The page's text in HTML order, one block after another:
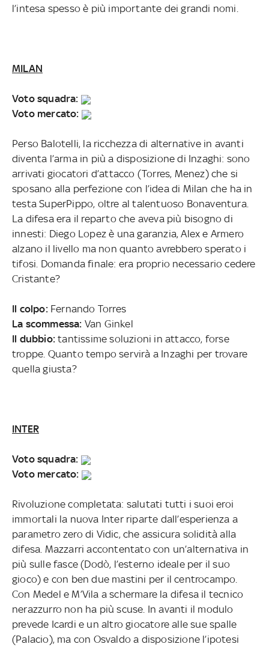
l’intesa spesso è più importante dei grandi nomi.
MILAN
Voto squadra:
Voto mercato:
Perso Balotelli, la ricchezza di alternative in avanti
diventa l’arma in più a disposizione di Inzaghi: sono
arrivati giocatori d’attacco (Torres, Menez) che si
sposano alla perfezione con l’idea di Milan che ha in
testa SuperPippo, oltre al talentuoso Bonaventura.
La difesa era il reparto che aveva più bisogno di
innesti: Diego Lopez è una garanzia, Alex e Armero
alzano il livello ma non quanto avrebbero sperato i
tifosi. Domanda finale: era proprio necessario cedere
Cristante?
Il colpo:Fernando Torres
La scommessa: Van Ginkel
Il dubbio:tantissime soluzioni in attacco, forse
troppe. Quanto tempo servirà a Inzaghi per trovare
quella giusta?
INTER
Voto squadra:
Voto mercato:
Rivoluzione completata: salutati tutti i suoi eroi
immortali la nuova Inter riparte dall’esperienza a
parametro zero di Vidic, che assicura solidità alla
difesa. Mazzarri accontentato con un’alternativa in
più sulle fasce (Dodò, l’esterno ideale per il suo
gioco) e con ben due mastini per il centrocampo.
Con Medel e M’Vila a schermare la difesa il tecnico
nerazzurro non ha più scuse. In avanti il modulo
prevede Icardi e un altro giocatore alle sue spalle
(Palacio), ma con Osvaldo a disposizione l’ipotesi